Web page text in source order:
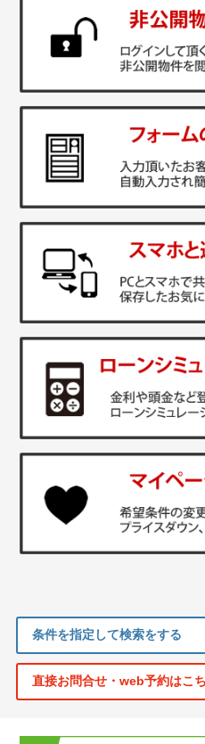
条件を指定して検索をする
直接お問合せ・web予約はこ